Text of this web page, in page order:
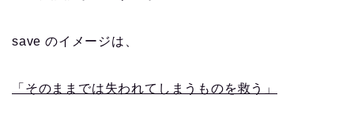
save のイメージは、
「そのままでは失われてしまうものを救う」